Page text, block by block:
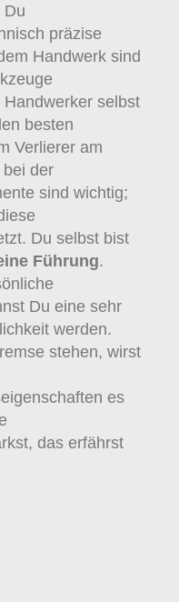
Du
präzise
Handwerk sind
selbst
besten
Verlierer am
bei der
sind wichtig;
Du selbst bist
Führung.
Du eine sehr
werden.
stehen, wirst
es
das erfährst